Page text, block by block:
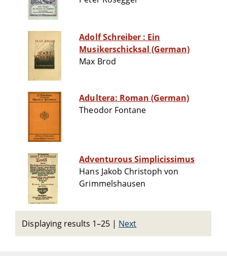
Adolf Schreiber : Ein
Musikerschicksal (German)
Max Brod
Adultera: Roman (German)
Theodor Fontane
Adventurous Simplicissimus
Hans Jakob Christoph von
Grimmelshausen
Displaying results 1–25 | Next